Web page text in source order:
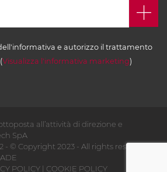
e autorizzo il trattamento
Visualizza l'informativa marketing)
all’attività di direzione e
SpA
- © Copyright 2023 - All rights reserved -
POLICY | COOKIE POLICY